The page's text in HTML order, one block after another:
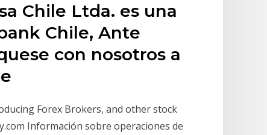
Chile Ltda. es una
Chile, Ante
con nosotros a
Forex Brokers, and other stock
Información sobre operaciones de